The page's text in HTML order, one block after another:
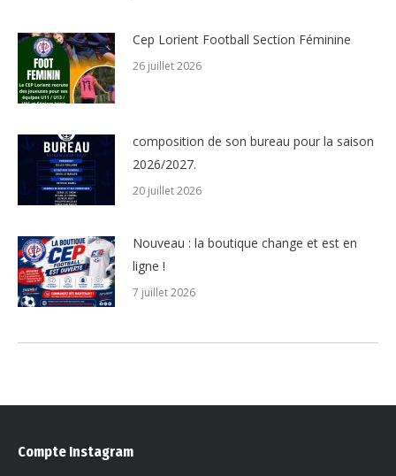
Cep Lorient Football Section Féminine
26 juillet 2026
composition de son bureau pour la saison
2026/2027.
20 juillet 2026
Nouveau : la boutique change et est en
ligne !
7 juillet 2026
Compte Instagram